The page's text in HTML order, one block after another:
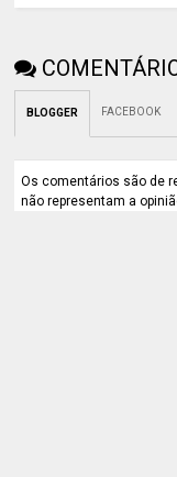
BLOGGER FACEBOOK
Os comentários são de
não representam a